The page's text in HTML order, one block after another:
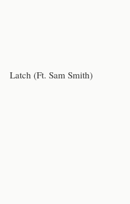
Latch (Ft. Sam Smith)